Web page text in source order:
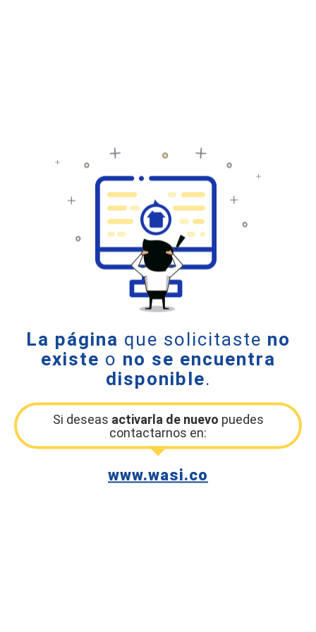
La página que solicitaste no
existe o no se encuentra
disponible.
Si deseas activarla de nuevo puedes
contactarnos en:
www.wasi.co